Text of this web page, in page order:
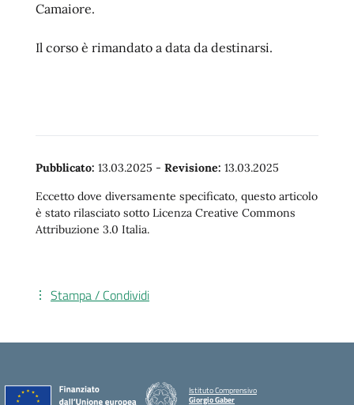
Camaiore.
Il corso è rimandato a data da destinarsi.
Pubblicato: 13.03.2025 - Revisione: 13.03.2025
Eccetto dove diversamente specificato, questo articolo
è stato rilasciato sotto Licenza Creative Commons
Attribuzione 3.0 Italia.
Stampa / Condividi
Istituto Comprensivo
Giorgio Gaber